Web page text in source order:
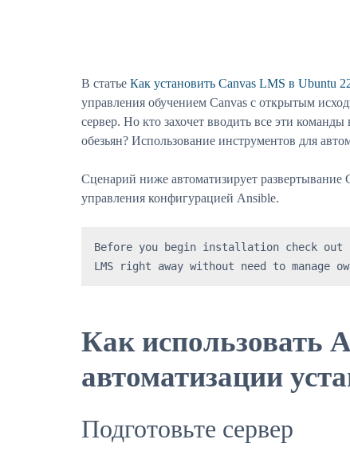
В статье Как установить Canvas LMS в Ubuntu
управления обучением Canvas с открытым
сервер. Но кто захочет вводить все эти
обезьян? Использование инструментов для
Сценарий ниже автоматизирует
управления конфигурацией Ansible.
Before you begin installation check out
LMS right away without need to manage
Как использовать
автоматизации
Подготовьте сервер